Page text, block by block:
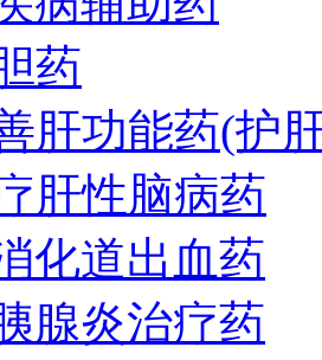
药
肝功能药(护
肝性脑病药
化道出血药
腺炎治疗药